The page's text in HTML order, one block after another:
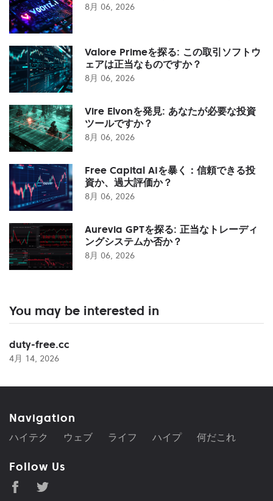
8月 06, 2026
Valore Primeを探る: この取引ソフトウ
ェアは正当なものですか？
8月 06, 2026
Vire Elvonを発見: あなたが必要な投資
ツールですか？
8月 06, 2026
Free Capital AIを暴く：信頼できる投
資か、過大評価か？
8月 06, 2026
Aurevia GPTを探る: 正当なトレーディ
ングシステムか否か？
8月 06, 2026
You may be interested in
duty-free.cc
4月 14, 2026
Navigation
ハイテク ウェブ ライフ ハイプ 何だこれ
Follow Us